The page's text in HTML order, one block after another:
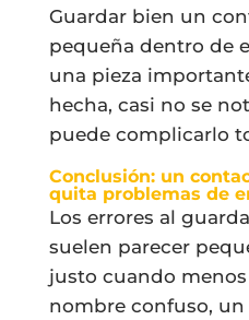
Guardar bien un
pequeña dentro de
una pieza
hecha, casi no se
puede complicarlo
Conclusión: un
quita problemas de
Los errores al
suelen parecer
justo cuando
nombre confuso,